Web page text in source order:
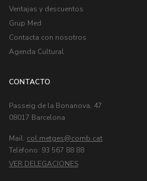
Ventajas y descuentos
Grup Med
Contacta con nosotros
Agenda Cultural
CONTACTO
Passeig de la Bonanova, 47
08017 Barcelona
Mail: col.metges
Telèfono: 93 567 88 88
VER DELEGACIONES